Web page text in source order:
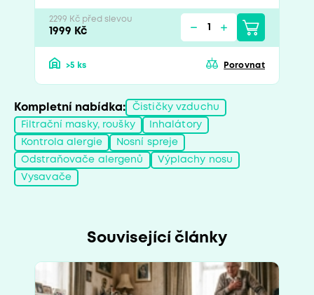
2299 Kč před slevou
1999 Kč
>5 ks Porovnat
Kompletní nabídka: Čističky vzduchu
Filtrační masky, roušky Inhalátory
Kontrola alergie Nosní spreje
Odstraňovače alergenů Výplachy nosu
Vysavače
Související články